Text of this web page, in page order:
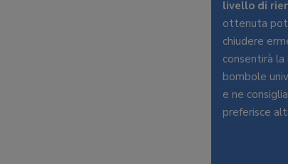
livello di
ottenuta
chiudere
consentirà la
bombole
e ne
preferisce